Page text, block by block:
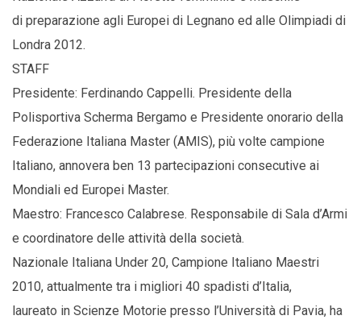
di preparazione agli Europei di Legnano ed alle Olimpiadi di
Londra 2012.
STAFF
Presidente: Ferdinando Cappelli. Presidente della
Polisportiva Scherma Bergamo e Presidente onorario della
Federazione Italiana Master (AMIS), più volte campione
Italiano, annovera ben 13 partecipazioni consecutive ai
Mondiali ed Europei Master.
Maestro: Francesco Calabrese. Responsabile di Sala d’Armi
e coordinatore delle attività della società.
Nazionale Italiana Under 20, Campione Italiano Maestri
2010, attualmente tra i migliori 40 spadisti d’Italia,
laureato in Scienze Motorie presso l’Università di Pavia, ha